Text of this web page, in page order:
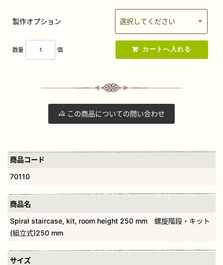
製作オプション
数量 個
この商品についての問い合わせ
商品コード
70110
商品名
Spiral staircase, kit, room height 250 mm 螺旋階段・キット
(組立式)250 mm
サイズ